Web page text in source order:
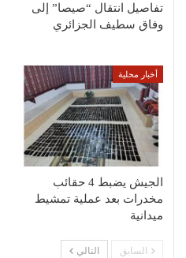
تفاصيل انتقال “صيصا” إلى
وفاق سطيف الجزائري
أخبار محلية
الجيش يضبط 4 حقائب
مخدرات بعد عملية تمشيط
ميدانية
السابق التالي